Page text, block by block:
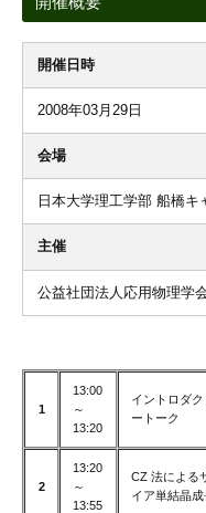
開催日時
2008年03月29日
会場
日本大学理工学部 船橋キ
主催
公益社団法人応用物理学
1
13:00
～
13:20
イントロダク
ートーク
2
13:20
～
13:55
CZ 法による
イア単結晶成